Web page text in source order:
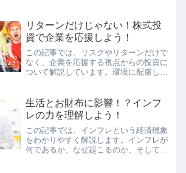
帯でも理想的な引退生活を送ることが可
能となります。各家庭の状況やライフス
タイルに合わせた最適な計画作りのポイ
ントや、具体的なモデルを紹介していま
す。
リターンだけじゃない！株式投
資で企業を応援しよう！
この記事では、リスクやリターンだけで
なく、企業を応援する視点からの投資に
ついて解説しています。環境に配慮した
を支援する投資など、さまざまな方法で
企業や社会への貢献が可能です。また、
テーマ株に投資する際の注意点も紹介し
ています。企業を応援しながら投資を行
い、より豊かで持続可能な未来を目指し
ましょう。
生活とお財布に影響！？インフ
レの力を理解しよう！
この記事では、インフレという経済現象
をわかりやすく解説します。インフレが
何であるか、なぜ起こるのか、そしてそ